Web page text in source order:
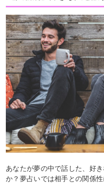
あなたが夢の中で話した、好
か？夢占いでは相手との関係